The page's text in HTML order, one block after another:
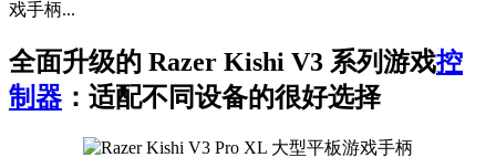
戏手柄...
全面升级的 Razer Kishi V3 系列游戏控
制器：适配不同设备的很好选择